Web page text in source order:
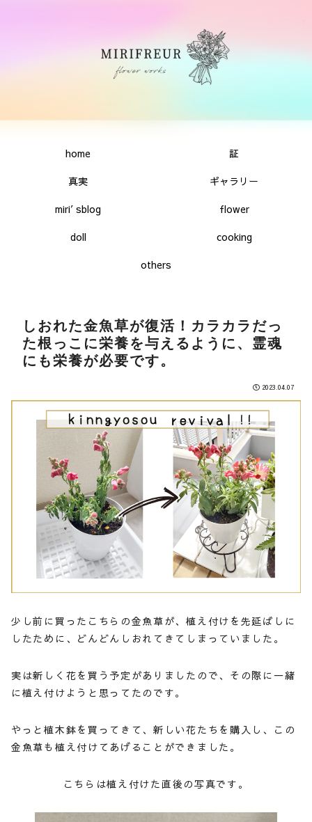
home
証
真実
ギャラリー
miri′sblog
flower
doll
cooking
others
しおれた金魚草が復活！カラカラだっ
た根っこに栄養を与えるように、霊魂
にも栄養が必要です。
2023.04.07
少し前に買ったこちらの金魚草が、植え付けを先延ばしに
したために、どんどんしおれてきてしまっていました。
実は新しく花を買う予定がありましたので、その際に一緒
に植え付けようと思ってたのです。
やっと植木鉢を買ってきて、新しい花たちを購入し、この
金魚草も植え付けてあげることができました。
こちらは植え付けた直後の写真です。